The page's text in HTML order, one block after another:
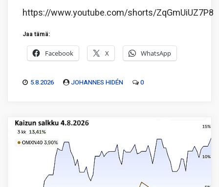
https://www.youtube.com/shorts/ZqGmUiUZ7P8
Jaa tämä:
Facebook X WhatsApp
5.8.2026 JOHANNES HIDÉN 0